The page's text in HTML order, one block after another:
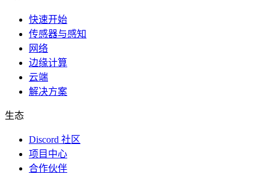
快速开始
传感器与感知
网络
边缘计算
云端
解决方案
生态
Discord 社区
项目中心
合作伙伴